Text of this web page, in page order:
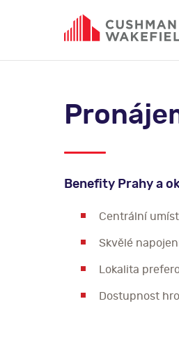
Benefity Prahy a
Centrální
Skvělé
Lokalita
Dostupnost